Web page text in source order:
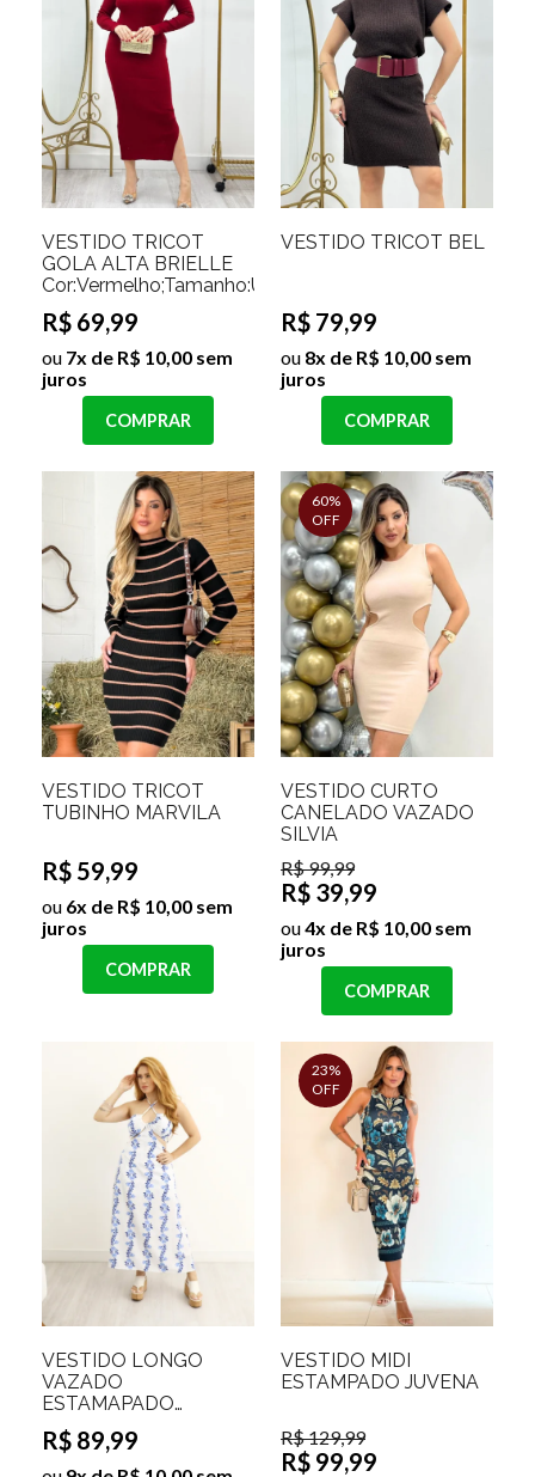
VESTIDO TRICOT
GOLA ALTA BRIELLE
Cor:Vermelho;Tamanho:Único
R$ 69,99
ou 7x de R$ 10,00 sem
juros
COMPRAR
VESTIDO TRICOT BEL
R$ 79,99
ou 8x de R$ 10,00 sem
juros
COMPRAR
VESTIDO TRICOT
TUBINHO MARVILA
R$ 59,99
ou 6x de R$ 10,00 sem
juros
COMPRAR
60%
OFF
VESTIDO CURTO
CANELADO VAZADO
SILVIA
R$ 99,99
R$ 39,99
ou4x de R$ 10,00 sem
juros
COMPRAR
VESTIDO LONGO
VAZADO
ESTAMAPADO
SOLANGE
R$ 89,99
23%
OFF
VESTIDO MIDI
ESTAMPADO JUVENA
R$ 129,99
R$ 99,99